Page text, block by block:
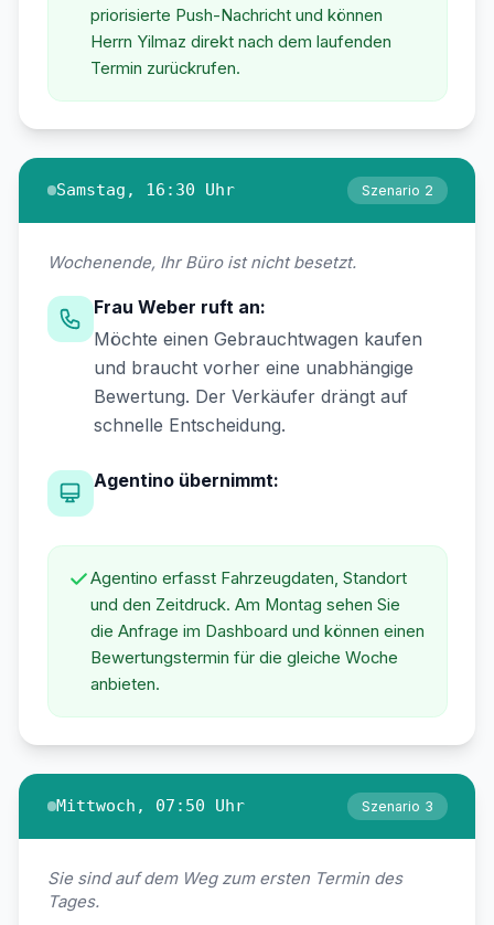
priorisierte Push-Nachricht und können
Herrn Yilmaz direkt nach dem laufenden
Termin zurückrufen.
Samstag, 16:30 Uhr Szenario 2
Wochenende, Ihr Büro ist nicht besetzt.
Frau Weber ruft an:
Möchte einen Gebrauchtwagen kaufen
und braucht vorher eine unabhängige
Bewertung. Der Verkäufer drängt auf
schnelle Entscheidung.
Agentino übernimmt:
Agentino erfasst Fahrzeugdaten, Standort
und den Zeitdruck. Am Montag sehen Sie
die Anfrage im Dashboard und können einen
Bewertungstermin für die gleiche Woche
anbieten.
Mittwoch, 07:50 Uhr Szenario 3
Sie sind auf dem Weg zum ersten Termin des
Tages.